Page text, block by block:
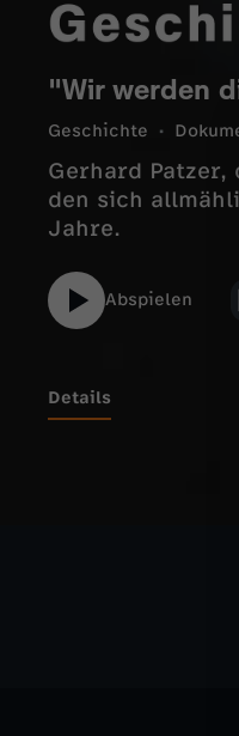
"Wir werden
Geschichte
Gerhard Patzer,
den sich
Jahre.
Abspielen
Details